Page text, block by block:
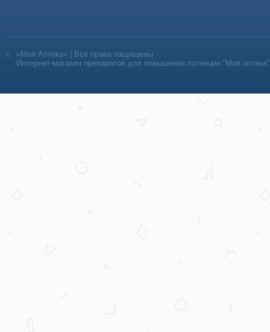
«Моя Аптека» | Все права защищены
Интернет-магазин препаратов для повышения потенции “Моя